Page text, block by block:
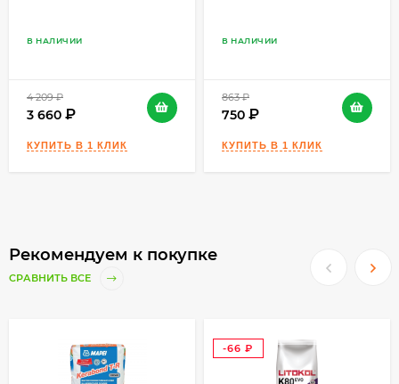
адгезией к поверхностям;
образованию трещин;
морозостойкостью);
Безопасность (клей имеет экологически
чистый состав, без содержания вредных
Универсальность (смесь Церезит CM14
Express 5 кг подходит для использования
уровня влажности);
Удобство в использовании (легкое
В НАЛИЧИИ
4 209
3 660
В НАЛИЧИИ
863
750
Рекомендуем к покупке
СРАВНИТЬ ВСЕ
-66